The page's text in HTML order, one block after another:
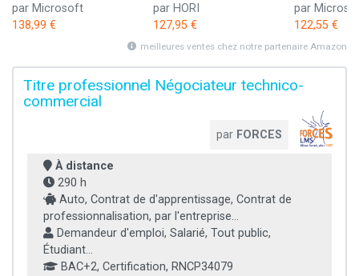
par Microsoft
138,99 €
par HORI
127,95 €
par
122,55 €
meilleures ventes chez notre partenaire Amazon
Titre professionnel Négociateur technico-
commercial
par FORCES
À distance
290 h
Auto, Contrat de d'apprentissage, Contrat de
professionnalisation, par l'entreprise...
Demandeur d'emploi, Salarié, Tout public,
Étudiant...
BAC+2, Certification, RNCP34079